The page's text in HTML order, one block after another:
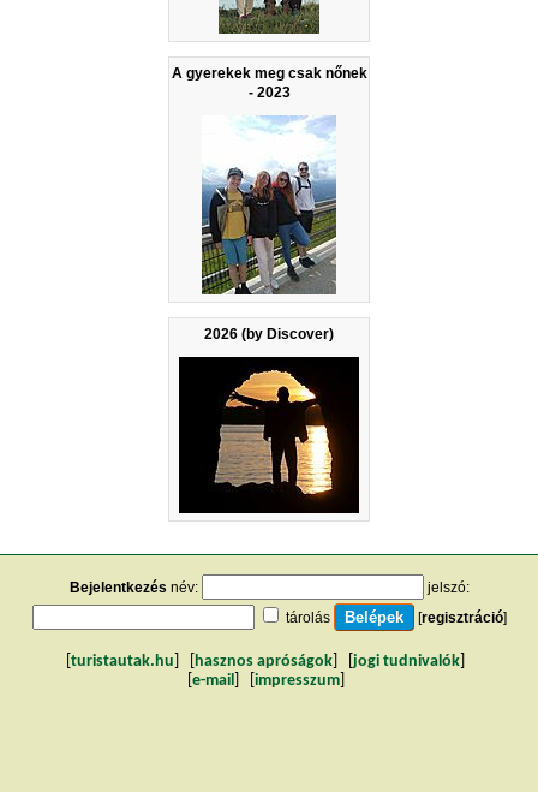
A gyerekek meg csak nőnek
- 2023
2026 (by Discover)
Bejelentkezés név:
jelszó:
tárolás
[regisztráció]
turistautak.hu hasznos apróságok jogi tudnivalók
e-mail impresszum]